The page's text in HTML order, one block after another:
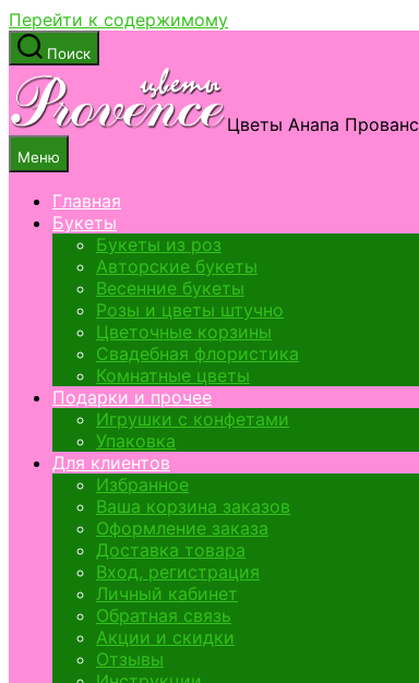
Перейти к содержимому
Поиск
Цветы Анапа Прованс
Меню
Главная
Букеты
Букеты из роз
Авторские букеты
Весенние букеты
Розы и цветы штучно
Цветочные корзины
Свадебная флористика
Комнатные цветы
Подарки и прочее
Игрушки с конфетами
Упаковка
Для клиентов
Избранное
Ваша корзина заказов
Оформление заказа
Доставка товара
Вход, регистрация
Личный кабинет
Обратная связь
Акции и скидки
Отзывы